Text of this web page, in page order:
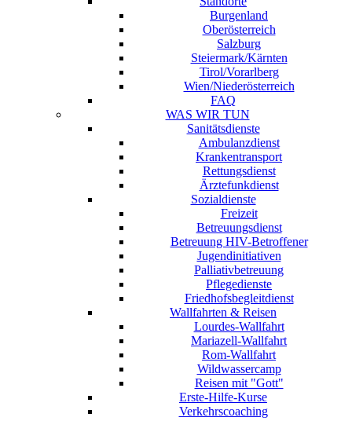
Burgenland
Oberösterreich
Salzburg
Steiermark/Kärnten
Tirol/Vorarlberg
Wien/Niederösterreich
FAQ
WAS WIR TUN
Sanitätsdienste
Ambulanzdienst
Krankentransport
Rettungsdienst
Ärztefunkdienst
Sozialdienste
Freizeit
Betreuungsdienst
Betreuung HIV-Betroffener
Jugendinitiativen
Palliativbetreuung
Pflegedienste
Friedhofsbegleitdienst
Wallfahrten & Reisen
Lourdes-Wallfahrt
Mariazell-Wallfahrt
Rom-Wallfahrt
Wildwassercamp
Reisen mit "Gott"
Erste-Hilfe-Kurse
Verkehrscoaching